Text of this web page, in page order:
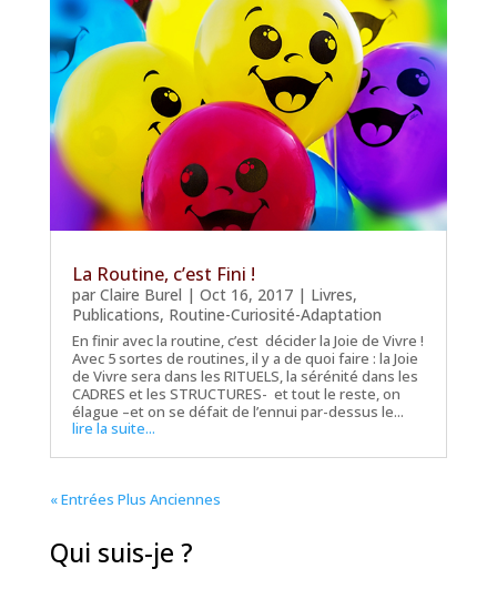
La Routine, c’est Fini !
par Claire Burel | Oct 16, 2017| Livres,
Publications, Routine-Curiosité-Adaptation
En finir avec la routine, c’est décider la Joie de Vivre !
Avec 5 sortes de routines, il y a de quoi faire : la Joie
de Vivre sera dans les RITUELS, la sérénité dans les
CADRES et les STRUCTURES- et tout le reste, on
élague –et on se défait de l’ennui par-dessus le...
lire la suite...
« Entrées Plus Anciennes
Qui suis-je ?